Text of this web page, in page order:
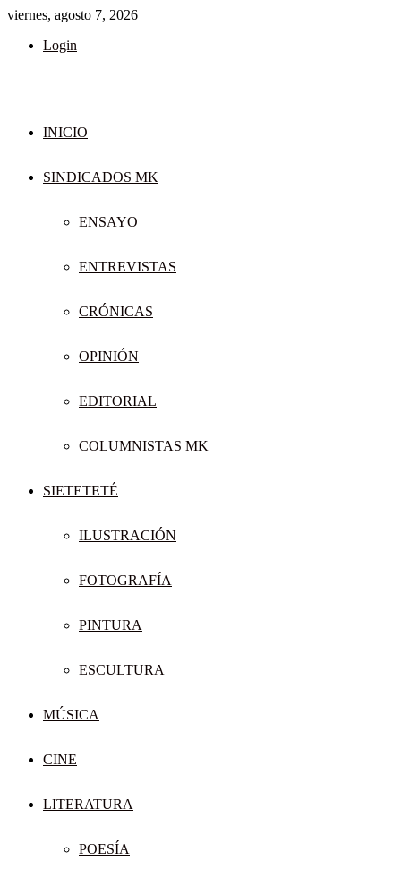
viernes, agosto 7, 2026
Login
INICIO
SINDICADOS MK
ENSAYO
ENTREVISTAS
CRÓNICAS
OPINIÓN
EDITORIAL
COLUMNISTAS MK
SIETETETÉ
ILUSTRACIÓN
FOTOGRAFÍA
PINTURA
ESCULTURA
MÚSICA
CINE
LITERATURA
POESÍA